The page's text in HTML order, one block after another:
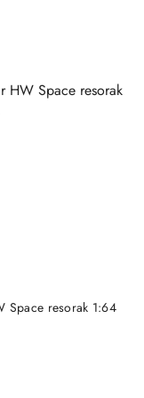
Space resorak 1:64